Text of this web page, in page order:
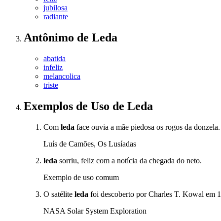
jubilosa
radiante
Antônimo de Leda
abatida
infeliz
melancolica
triste
Exemplos de Uso de Leda
Com leda face ouvia a mãe piedosa os rogos da donzela.
Luís de Camões, Os Lusíadas
leda sorriu, feliz com a notícia da chegada do neto.
Exemplo de uso comum
O satélite leda foi descoberto por Charles T. Kowal em
NASA Solar System Exploration